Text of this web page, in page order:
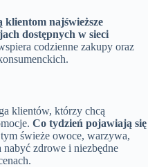
klientom najświeższe
dostępnych w sieci
codzienne zakupy oraz
klientów, którzy chcą
Co tydzień pojawiają się
świeże owoce, warzywa,
nabyć zdrowe i niezbędne